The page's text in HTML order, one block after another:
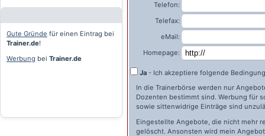
Gute Gründe für einen Eintrag bei
Trainer.de!
Werbung bei Trainer.de
Telefon:
Telefax:
eMail:
Homepage:
Ja - Ich akzeptiere folgende
In die Trainerbörse werden nur
Dozenten bestimmt sind. Werbung für
sowie sittenwidrige Einträge sind
Eingestellte Angebote, die nicht mehr
gelöscht. Ansonsten wird mein